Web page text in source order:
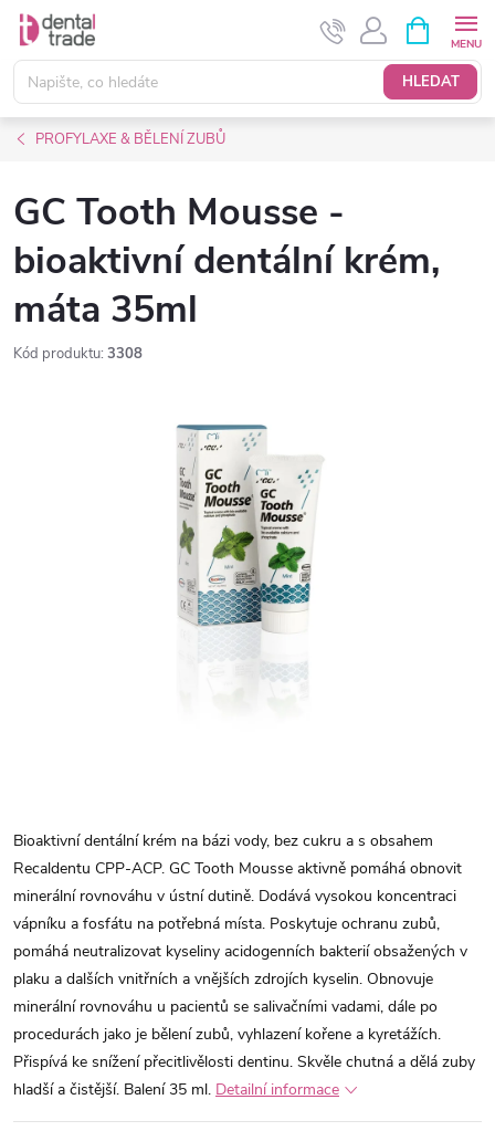
Přejít
obsah
HLEDAT
NÁKUPNÍ
KOŠÍK
PROFYLAXE & BĚLENÍ ZUBŮ
GC Tooth Mousse -
bioaktivní dentální krém,
máta 35ml
Kód produktu: 3308
Bioaktivní dentální krém na bázi vody, bez cukru a s obsahem
Recaldentu CPP-ACP. GC Tooth Mousse aktivně pomáhá obnovit
minerální rovnováhu v ústní dutině. Dodává vysokou koncentraci
vápníku a fosfátu na potřebná místa. Poskytuje ochranu zubů,
pomáhá neutralizovat kyseliny acidogenních bakterií obsažených v
plaku a dalších vnitřních a vnějších zdrojích kyselin. Obnovuje
minerální rovnováhu u pacientů se salivačními vadami, dále po
procedurách jako je bělení zubů, vyhlazení kořene a kyretážích.
Přispívá ke snížení přecitlivělosti dentinu. Skvěle chutná a dělá zuby
hladší a čistější. Balení 35 ml. Detailní informace